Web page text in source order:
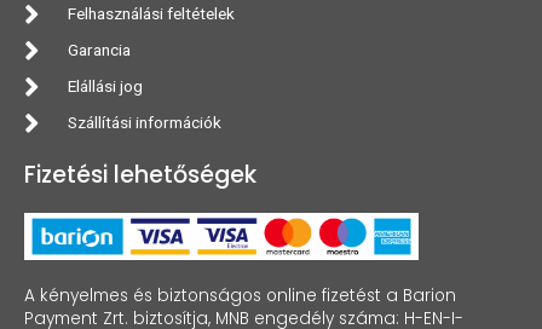
Felhasználási feltételek
Garancia
Elállási jog
Szállítási információk
Fizetési lehetőségek
A kényelmes és biztonságos online fizetést a Barion
Payment Zrt. biztosítja, MNB engedély száma: H-EN-I-